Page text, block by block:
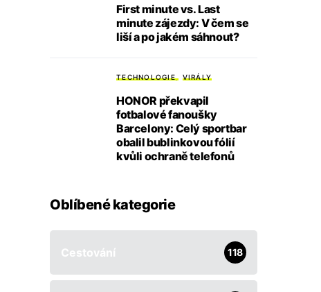
First minute vs. Last
minute zájezdy: V čem se
liší a po jakém sáhnout?
TECHNOLOGIE VIRÁLY
HONOR překvapil
fotbalové fanoušky
Barcelony: Celý sportbar
obalil bublinkovou fólií
kvůli ochraně telefonů
Oblíbené kategorie
Cestování 118